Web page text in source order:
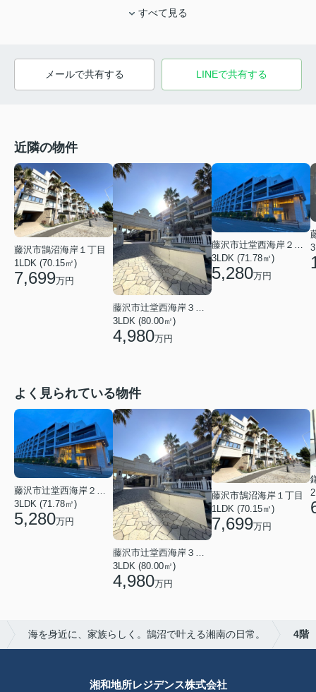
すべて見る
メールで共有する LINEで共有する
近隣の物件
藤沢市鵠沼海岸１丁目
1LDK (70.15㎡)
7,699万円
3LDK (80.00㎡)
4,980万円
藤沢市辻堂西海岸２丁目
3LDK (71.78㎡)
5,280万円
よく見られている物件
3LDK (71.78㎡)
5,280万円
藤沢市辻堂西海岸３丁目
3LDK (80.00㎡)
4,980万円
藤沢市鵠沼海岸１丁目
1LDK (70.15㎡)
7,699万円
海を身近に、家族らしく。鵠沼で叶える湘南の日常。 4階
湘和地所レジデンス株式会社